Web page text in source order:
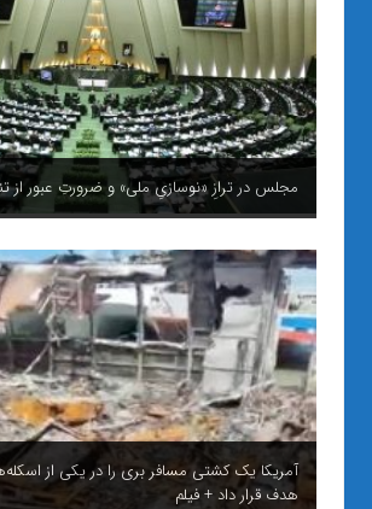
مجلس در ترازِ «نوسازیِ ملی» و ضرورتِ عبور از
آمریکا یک کشتی مسافر بری را در یکی از
هدف قرار داد + فیلم